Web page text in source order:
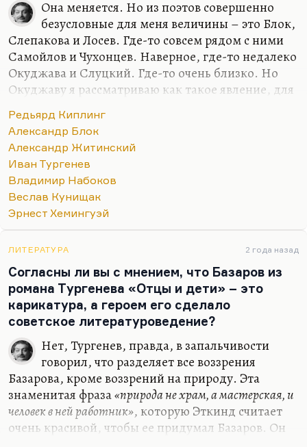
Она меняется. Но из поэтов совершенно
безусловные для меня величины – это Блок,
Слепакова и Лосев. Где-то совсем рядом с ними
Самойлов и Чухонцев. Наверное, где-то недалеко
Окуджава и Слуцкий. Где-то очень близко. Но
Окуджаву я рассматриваю как такое явление, для
конгломерат нерасчленимый. Видите, семерку
только могу назвать. Но в самом первом ряду
люди, который я люблю кровной,
нерасторжимой любовью. Блок, Слепакова и
Лосев. Наверное, вот так.
Мне при первом знакомстве Кенжеев сказал:
и Мандельштам». Насчет Блока – да, говорю,
точно, не ошибся. А вот насчет Мандельштама –
не знаю. При всем бесконечном…
Редьярд Киплинг
Александр Блок
Александр Житинский
Иван Тургенев
Владимир Набоков
Веслав Кунищак
Эрнест Хемингуэй
ЛИТЕРАТУРА 2 года назад
Согласны ли вы с мнением, что Базаров из
романа Тургенева «Отцы и дети» – это
карикатура, а героем его сделало
советское литературоведение?
Нет, Тургенев, правда, в запальчивости
говорил, что разделяет все воззрения
Базарова, кроме воззрений на природу. Эта
знаменитая фраза«природа не храм, а мастерская, и
человек в ней работник», которую Эткинд считает
очень красивой, чтобы ее придумал Базаров. Он